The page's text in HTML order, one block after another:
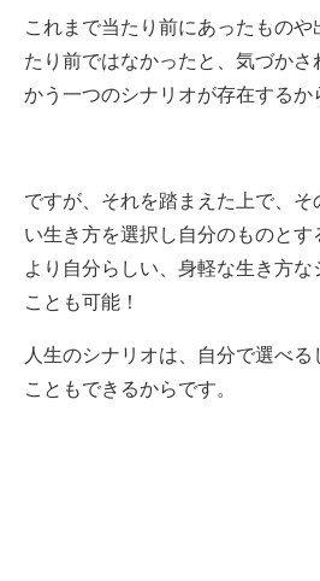
これまで当たり前にあったものや
たり前ではなかったと、気づかさ
かう一つのシナリオが存在するか
ですが、それを踏まえた上で、
い生き方を選択し自分のものとす
より自分らしい、身軽な生き方な
ことも可能！
人生のシナリオは、自分で選べ
こともできるからです。